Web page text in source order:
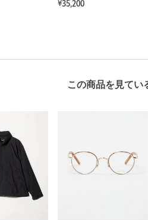
¥35,200
この商品を見てい